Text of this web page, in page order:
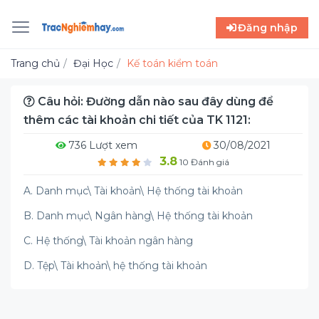
Đăng nhập
Trang chủ Đại Học Kế toán kiểm toán
Câu hỏi: Đường dẫn nào sau đây dùng để
thêm các tài khoản chi tiết của TK 1121:
736 Lượt xem 30/08/2021
3.810 Đánh giá
A. Danh mục\ Tài khoản\ Hệ thống tài khoản
B. Danh mục\ Ngân hàng\ Hệ thống tài khoản
C. Hệ thống\ Tài khoản ngân hàng
D. Tệp\ Tài khoản\ hệ thống tài khoản